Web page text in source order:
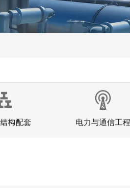
构配套 电力与通信工程